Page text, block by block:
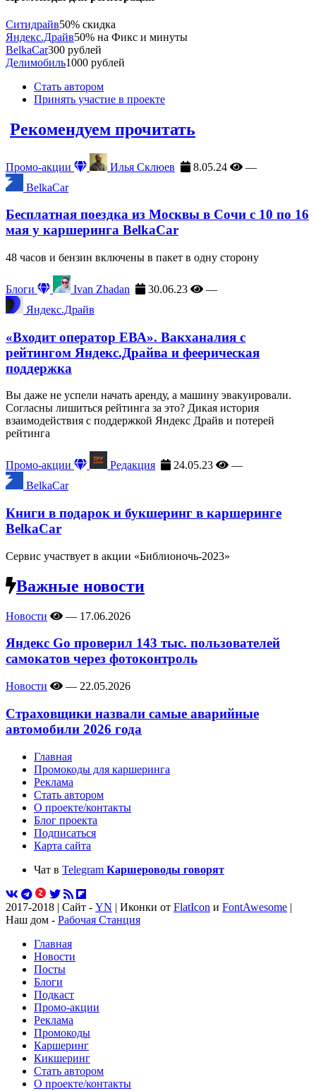
Ситидрайв50% скидка
Яндекс.Драйв50% на Фикс и минуты
BelkaCar300 рублей
Делимобиль1000 рублей
Стать автором
Принять участие в проекте
Рекомендуем прочитать
Промо-акции Илья Склюев 8.05.24
—
BelkaCar
Бесплатная поездка из Москвы в Сочи с 10 по 16
мая у каршеринга BelkaCar
48 часов и бензин включены в пакет в одну сторону
Блоги Ivan Zhadan 30.06.23
—
Яндекс.Драйв
«Входит оператор ЕВА». Вакханалия с
рейтингом Яндекс.Драйва и феерическая
поддержка
Вы даже не успели начать аренду, а машину эвакуировали.
Согласны лишиться рейтинга за это? Дикая история
взаимодействия с поддержкой Яндекс Драйв и потерей
рейтинга
Промо-акции Редакция 24.05.23
—
BelkaCar
Книги в подарок и букшеринг в каршеринге
BelkaCar
Сервис участвует в акции «Библионочь-2023»
Важные новости
Новости — 17.06.2026
Яндекс Go проверил 143 тыс. пользователей
самокатов через фотоконтроль
Новости — 22.05.2026
Страховщики назвали самые аварийные
автомобили 2026 года
Главная
Промокоды для каршеринга
Реклама
Стать автором
О проекте/контакты
Блог проекта
Подписаться
Карта сайта
Чат в Telegram Каршероводы говорят
2017-2018 | Сайт - YN | Иконки от FlatIcon и FontAwesome |
Наш дом - Рабочая Станция
Главная
Новости
Посты
Блоги
Подкаст
Промо-акции
Реклама
Промокоды
Каршеринг
Кикшеринг
Стать автором
О проекте/контакты